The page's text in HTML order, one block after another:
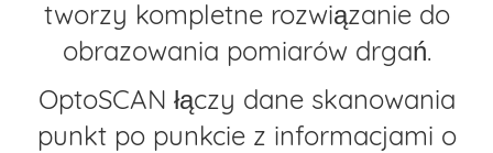
tworzy kompletne rozwiązanie do
obrazowania pomiarów drgań.
OptoSCAN łączy dane skanowania
punkt po punkcie z informacjami o